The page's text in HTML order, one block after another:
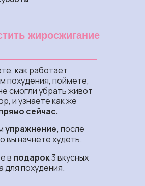
жиросжигание
как работает
похудения, поймете,
смогли убрать живот
и узнаете как же
сейчас.
упражнение, после
вы начнете худеть.
в подарок3 вкусных
для похудения.